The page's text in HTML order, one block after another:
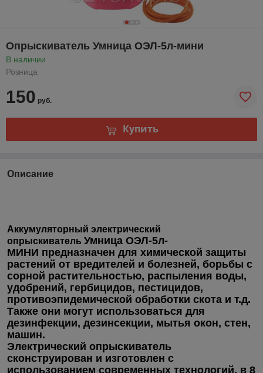
Опрыскиватель Умница ОЭЛ-5л-мини
В наличии
Розница
150 руб.
Купить
Описание
Аккумуляторный электрический
опрыскиватель Умница ОЭЛ-5л-
МИНИ предназначен для химической защиты
растений от вредителей и болезней, борьбы с
сорной растительностью, распыления воды,
удобрений, гербицидов, пестицидов,
противоэпидемической обработки скота и т.д.
Также они могут использоваться для
дезинфекции, дезинсекции, мытья окон, стен,
машин.
Электрический опрыскиватель
сконструирован и изготовлен с
использованием современных технологий, в 8